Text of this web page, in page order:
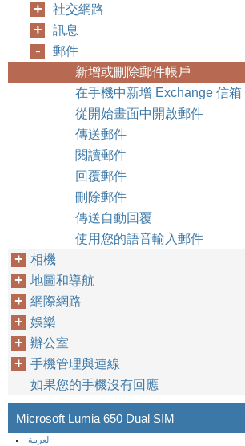
社交網路
訊息
郵件
新增或刪除郵件帳戶
在手機中新增 Exchange 信箱
從開始畫面中開啟郵件
傳送郵件
閱讀郵件
回覆郵件
刪除郵件
傳送自動回覆
使用您的語音輸入郵件
相機
地圖和導航
網際網路
娛樂
辦公室
手機管理與連線
如果您的手機沒有回應
Microsoft Lumia 650 Dual SIM
العربية